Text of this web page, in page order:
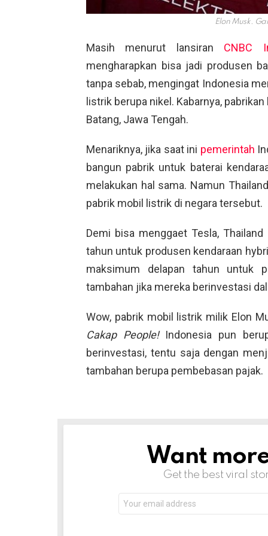
Elon Musk.
Masih menurut lansiran CNBC
mengharapkan bisa jadi produsen
tanpa sebab, mengingat Indonesia
listrik berupa nikel. Kabarnya,
Batang, Jawa Tengah.
Menariknya, jika saat ini pemerintah
bangun pabrik untuk baterai
melakukan hal sama. Namun
pabrik mobil listrik di negara tersebut.
Demi bisa menggaet Tesla,
tahun untuk produsen kendaraan
maksimum delapan tahun untuk
tambahan jika mereka berinvestasi
Wow, pabrik mobil listrik milik Elon
Cakap People! Indonesia pun
berinvestasi, tentu saja dengan
tambahan berupa pembebasan pajak.
NEWSLETTERWant
Get the best viral
address: